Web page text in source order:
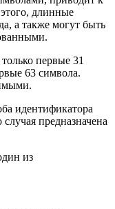
длинные
а также могут быть
первые 31
63 символа.
идентификатора
случая предназначена
из